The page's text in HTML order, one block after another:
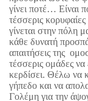
γίνει ποτέ… Είναι
τέσσερις
γίνεται στην πόλη
κάθε δυνατή
απαιτήσεις της
τέσσερις ομάδες να
κερδίσει. Θέλω να
γήπεδο και να
Γολέμη για την